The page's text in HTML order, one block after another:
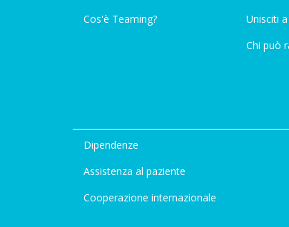
Cos'è Teaming?
Unisciti
Chi può
Dipendenze
Assistenza al paziente
Cooperazione internazionale